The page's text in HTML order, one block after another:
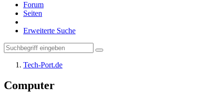
Forum
Seiten
Erweiterte Suche
Tech-Port.de
Computer